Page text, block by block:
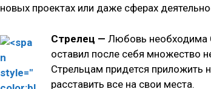
новых проектах или даже сферах
Стрелец — Любовь необходима
оставил после себя множество
Стрельцам придется приложить
расставить все на свои места.